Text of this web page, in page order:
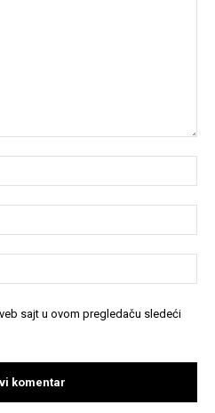
sajt u ovom pregledaču sledeći